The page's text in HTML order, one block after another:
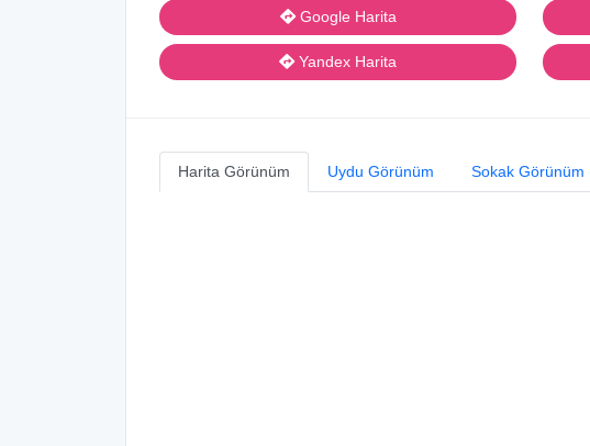
Google Harita
Yandex Harita
Harita Görünüm Uydu Görünüm Sokak Görünüm